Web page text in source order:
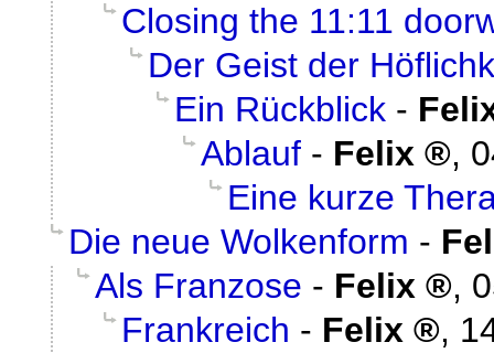
Closing the 11:11
Der Geist der
Ein Rückblick -
Ablauf - Felix ,
Eine kurze
Die neue Wolkenform -
Als Franzose - Felix ,
Frankreich - Felix ,